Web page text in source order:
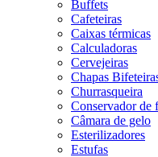
Buffets
Cafeteiras
Caixas térmicas
Calculadoras
Cervejeiras
Chapas
Churrasqueira
Conservador de
Câmara de gelo
Esterilizadores
Estufas